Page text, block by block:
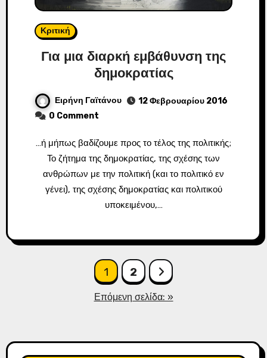
Κριτική
Για μια διαρκή εμβάθυνση της
δημοκρατίας
Ειρήνη Γαϊτάνου
12 Φεβρουαρίου 2016
0 Comment
…ή μήπως βαδίζουμε προς το τέλος της πολιτικής;
Το ζήτημα της δημοκρατίας, της σχέσης των
ανθρώπων με την πολιτική (και το πολιτικό εν
γένει), της σχέσης δημοκρατίας και πολιτικού
υποκειμένου,…
Πλοήγηση 1 2
Επόμενη σελίδα: »